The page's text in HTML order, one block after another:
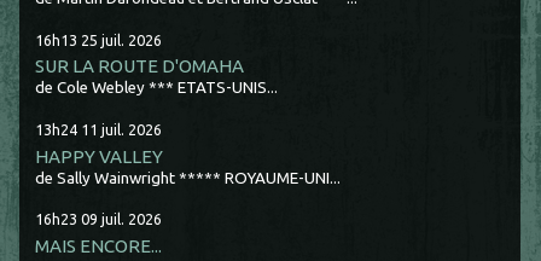
16h13 25 juil. 2026
SUR LA ROUTE D'OMAHA
de Cole Webley *** ETATS-UNIS...
13h24 11 juil. 2026
HAPPY VALLEY
de Sally Wainwright ***** ROYAUME-UNI...
16h23 09 juil. 2026
MAIS ENCORE...